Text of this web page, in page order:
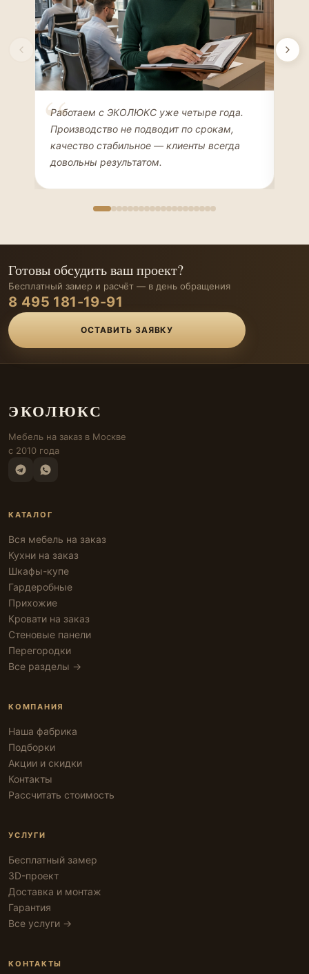
Елена Соколова
ДИЗАЙНЕР ИНТЕРЬЕРОВ
Работаем с ЭКОЛЮКС уже четыре года.
Производство не подводит по срокам,
качество стабильное — клиенты всегда
довольны результатом.
Готовы обсудить ваш проект?
Бесплатный замер и расчёт — в день обращения
8 495 181-19-91
ОСТАВИТЬ ЗАЯВКУ
ЭКОЛЮКС
Мебель на заказ в Москве
с 2010 года
КАТАЛОГ
Вся мебель на заказ
Кухни на заказ
Шкафы-купе
Гардеробные
Прихожие
Кровати на заказ
Стеновые панели
Перегородки
Все разделы →
КОМПАНИЯ
Наша фабрика
Подборки
Акции и скидки
Контакты
Рассчитать стоимость
УСЛУГИ
Бесплатный замер
3D-проект
Доставка и монтаж
Гарантия
Все услуги →
КОНТАКТЫ